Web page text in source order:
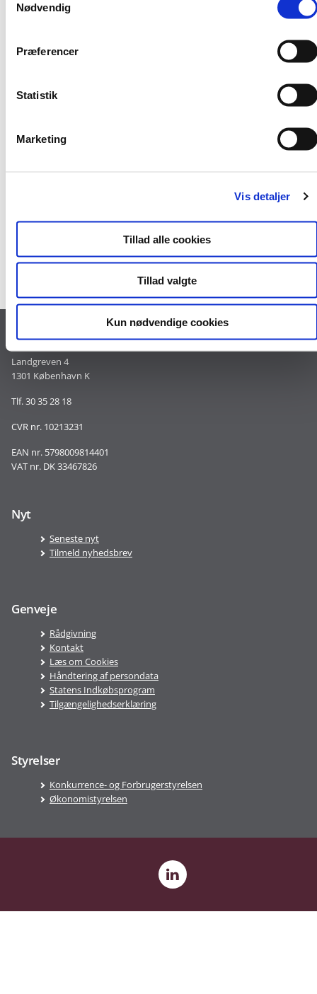
Nødvendig
Præferencer
Statistik
Marketing
Vis detaljer
Tillad alle cookies
Tillad valgte
Kun nødvendige cookies
Kontakt os
Gå til login
Få nyt fra Rådgivningsenheden.
Tilmeld dig nyhedsbrevet
Kontakt
Landgreven 4
1301 København K
Tlf. 30 35 28 18
CVR nr. 10213231
EAN nr. 5798009814401
VAT nr. DK 33467826
Nyt
Seneste nyt
Tilmeld nyhedsbrev
Genveje
Rådgivning
Kontakt
Læs om Cookies
Håndtering af persondata
Statens Indkøbsprogram
Tilgængelighedserklæring
Styrelser
Konkurrence- og Forbrugerstyrelsen
Økonomistyrelsen
LinkedIn